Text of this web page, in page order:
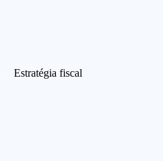
Estratégia fiscal